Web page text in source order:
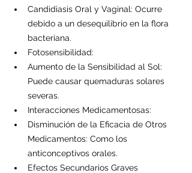
Candidiasis Oral y Vaginal: Ocurre
debido a un desequilibrio en la flora
bacteriana.
Fotosensibilidad:
Aumento de la Sensibilidad al Sol:
Puede causar quemaduras solares
severas.
Interacciones Medicamentosas:
Disminución de la Eficacia de Otros
Medicamentos: Como los
anticonceptivos orales.
Efectos Secundarios Graves